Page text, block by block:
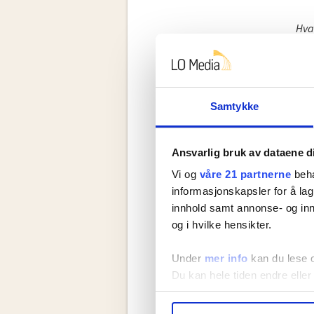
Samtykke
Ansvarlig bruk av dataene
Vi og våre 21 partnerne
informasjonskapsler for å
innhold samt annonse- og
og i hvilke hensikter.
Under mer info kan du lese
Du kan hele tiden endre
LO Medias publikasjoner
Vil